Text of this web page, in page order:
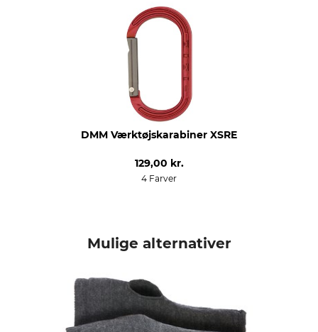
DMM Værktøjskarabiner XSRE
129,00 kr.
4 Farver
Mulige alternativer